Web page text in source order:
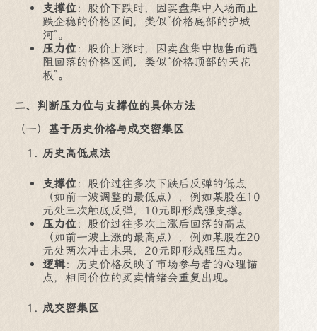
支撑位：股价下跌时，因买盘集中入场而止
跌企稳的价格区间，类似“价格底部的护城
河”。
压力位：股价上涨时，因卖盘集中抛售而遇
阻回落的价格区间，类似“价格顶部的天花
板”。
二、判断压力位与支撑位的具体方法
（一） 基于历史价格与成交密集区
历史高低点法
支撑位：股价过往多次下跌后反弹的低点
（如前一波调整的最低点），例如某股在10
元处三次触底反弹，10元即形成强支撑。
压力位：股价过往多次上涨后回落的高点
（如前一波上涨的最高点），例如某股在20
元处两次冲击未果，20元即形成强压力。
逻辑：历史价格反映了市场参与者的心理锚
点，相同价位的买卖情绪会重复出现。
成交密集区